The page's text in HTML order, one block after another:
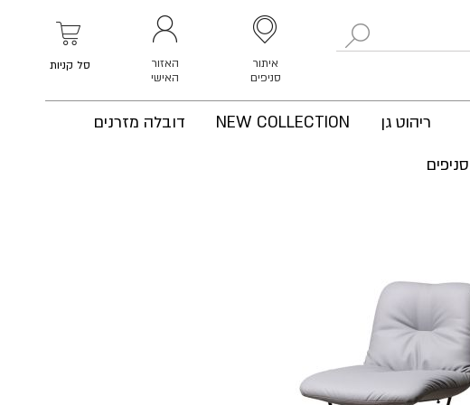
האזור
האישי
איתור
סניפים
סל קניות
ריהוט גן NEW COLLECTION דובלה מזרנים
סניפים